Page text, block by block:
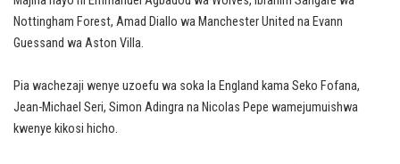
Nottingham Forest, Amad Diallo wa Manchester United na Evann
Guessand wa Aston Villa.
Pia wachezaji wenye uzoefu wa soka la England kama Seko Fofana,
Jean-Michael Seri, Simon Adingra na Nicolas Pepe wamejumuishwa
kwenye kikosi hicho.